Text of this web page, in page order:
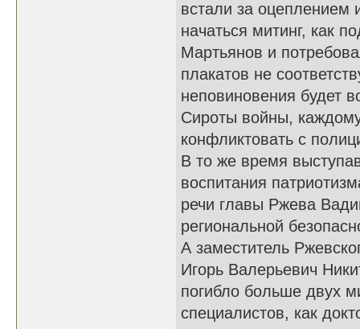
встали за оцеплением
начаться митинг, как
Мартьянов и
плакатов не
неповиновения будет
Сироты войны,
конфликтовать с
В то же время
воспитания
речи главы Ржева
региональной
А заместитель
Игорь Валерьевич
погибло больше двух
специалистов, как